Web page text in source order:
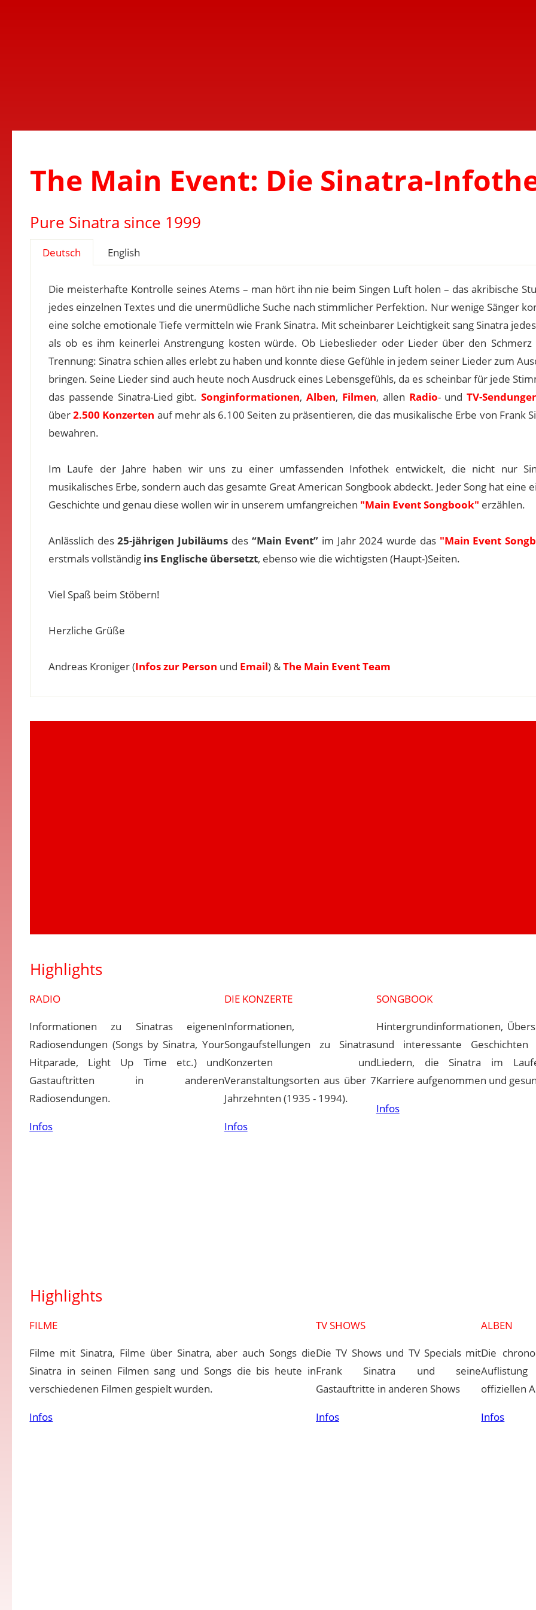
The Main Event: Die Sinatra-
Pure Sinatra since 1999
Deutsch English
Die meisterhafte Kontrolle seines Atems – man hört ihn nie beim Singen Luft holen – das akribische
jedes einzelnen Textes und die unermüdliche Suche nach stimmlicher Perfektion. Nur wenige Sänger
eine solche emotionale Tiefe vermitteln wie Frank Sinatra. Mit scheinbarer Leichtigkeit sang Sinatra
als ob es ihm keinerlei Anstrengung kosten würde. Ob Liebeslieder oder Lieder über den Schmerz
Trennung: Sinatra schien alles erlebt zu haben und konnte diese Gefühle in jedem seiner Lieder zum
bringen. Seine Lieder sind auch heute noch Ausdruck eines Lebensgefühls, da es scheinbar für jede
das passende Sinatra-Lied gibt.Songinformationen,Alben, Filmen, allen Radio- undTV-
über2.500 Konzerten auf mehr als 6.100 Seiten zu präsentieren, die das musikalische Erbe von Frank
bewahren.
Im Laufe der Jahre haben wir uns zu einer umfassenden Infothek entwickelt, die nicht nur
musikalisches Erbe, sondern auch das gesamte Great American Songbook abdeckt. Jeder Song hat eine
Geschichte und genau diese wollen wir in unserem umfangreichen "Main Event Songbook" erzählen.
Anlässlich des25-jährigen Jubiläums des “Main Event” im Jahr 2024 wurde das "Main Event
erstmals vollständig ins Englische übersetzt, ebenso wie die wichtigsten (Haupt-)Seiten.
Viel Spaß beim Stöbern!
Herzliche Grüße
Andreas Kroniger (Infos zur Person und Email) &The Main Event Team
Highlights
RADIO
Informationen zu Sinatras eigenen
Radiosendungen (Songs by Sinatra, Your
Hitparade, Light Up Time etc.) und
Gastauftritten in anderen
Radiosendungen.
Infos
DIE KONZERTE
Informationen,
Songaufstellungen zu Sinatras
Konzerten und
Veranstaltungsorten aus über 7
Jahrzehnten (1935 - 1994).
Infos
SONGBOOK
Hintergrundinformationen,
und interessante
Liedern, die Sinatra im
Karriere aufgenommen und
Infos
Highlights
FILME
Filme mit Sinatra, Filme über Sinatra, aber auch Songs die
Sinatra in seinen Filmen sang und Songs die bis heute in
verschiedenen Filmen gespielt wurden.
Infos
TV SHOWS
Die TV Shows und TV Specials mit
Frank Sinatra und seine
Gastauftritte in anderen Shows
Infos
ALBEN
Die
offiziellen
Infos